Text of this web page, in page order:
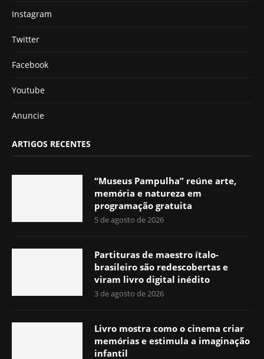
Instagram
Twitter
Facebook
Youtube
Anuncie
ARTIGOS RECENTES
“Museus Pampulha” reúne arte,
memória e natureza em
programação gratuita
5 de agosto de 2026
Partituras de maestro ítalo-
brasileiro são redescobertas e
viram livro digital inédito
3 de agosto de 2026
Livro mostra como o cinema criar
memórias e estimula a imaginação
infantil